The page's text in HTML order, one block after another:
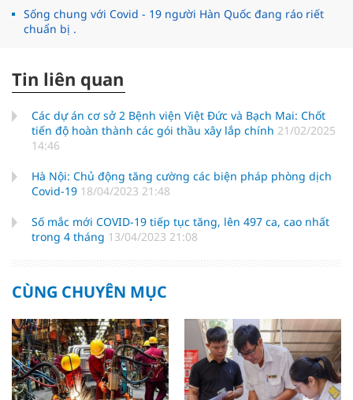
Sống chung với Covid - 19 người Hàn Quốc đang ráo riết
chuẩn bị .
Tin liên quan
Các dự án cơ sở 2 Bệnh viện Việt Đức và Bạch Mai: Chốt
tiến độ hoàn thành các gói thầu xây lắp chính 21/02/2025
14:46
Hà Nội: Chủ động tăng cường các biện pháp phòng dịch
Covid-19 18/04/2023 21:48
Số mắc mới COVID-19 tiếp tục tăng, lên 497 ca, cao nhất
trong 4 tháng 13/04/2023 21:08
CÙNG CHUYÊN MỤC